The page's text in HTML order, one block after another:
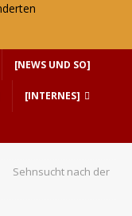
[NEWS UND SO]
[INTERNES]
Sehnsucht nach der